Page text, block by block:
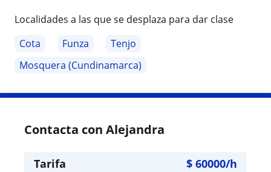
Localidades a las que se desplaza para dar clase
Cota
Funza
Tenjo
Mosquera (Cundinamarca)
Contacta con Alejandra
Tarifa $ 60000/h